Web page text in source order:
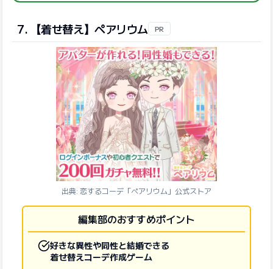
7. 【着せ替え】ペアリウム PR
出典: 恋するコーデ「ペアリウム」公式ストア
編集部のおすすめポイント
好きな異性や同性と結婚できる
着せ替えコーデ作成ゲーム